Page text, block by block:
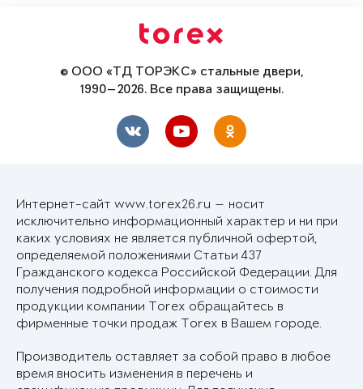
© ООО «ТД ТОРЭКС» стальные двери,
1990—2026. Все права защищены.
Интернет-сайт www.torex26.ru — носит
исключительно информационный характер и ни при
каких условиях не является публичной офертой,
определяемой положениями Статьи 437
Гражданского кодекса Российской Федерации. Для
получения подробной информации о стоимости
продукции компании Torex обращайтесь в
фирменные точки продаж Torex в Вашем городе.
Производитель оставляет за собой право в любое
время вносить изменения в перечень и